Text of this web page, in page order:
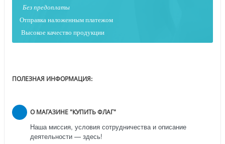
Без предоплаты
Отправка наложенным платежом
Высокое качество продукции
ПОЛЕЗНАЯ ИНФОРМАЦИЯ:
О МАГАЗИНЕ "КУПИТЬ ФЛАГ"
Наша миссия, условия сотрудничества и описание
деятельности — здесь!